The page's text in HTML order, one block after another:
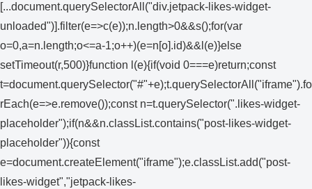
[...document.querySelectorAll("div.jetpack-likes-widget-
unloaded")].filter(e=>c(e));n.length>0&&s();for(var
o=0,a=n.length;o<=a-1;o++)(e=n[o].id)&&l(e)}else
setTimeout(r,500)}function l(e){if(void 0===e)return;const
t=document.querySelector("#"+e);t.querySelectorAll("iframe").fo
rEach(e=>e.remove());const n=t.querySelector(".likes-widget-
placeholder");if(n&&n.classList.contains("post-likes-widget-
placeholder")){const
e=document.createElement("iframe");e.classList.add("post-
likes-widget","jetpack-likes-